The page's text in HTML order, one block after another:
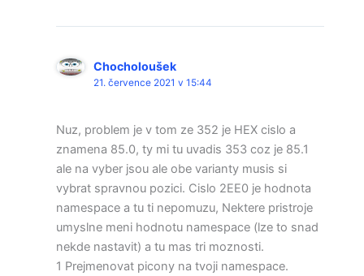
Chocholoušek
21. července 2021 v 15:44
Nuz, problem je v tom ze 352 je HEX cislo a
znamena 85.0, ty mi tu uvadis 353 coz je 85.1
ale na vyber jsou ale obe varianty musis si
vybrat spravnou pozici. Cislo 2EE0 je hodnota
namespace a tu ti nepomuzu, Nektere pristroje
umyslne meni hodnotu namespace (lze to snad
nekde nastavit) a tu mas tri moznosti.
1 Prejmenovat picony na tvoji namespace.